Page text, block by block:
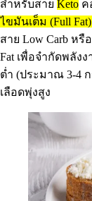
สำหรับสาย Keto ค
ไขมันเต็ม (Full Fat)
สาย Low Carb ห
Fat เพื่อจำกัดพลัง
ต่ำ (ประมาณ 3-4
เลือดพุ่งสูง